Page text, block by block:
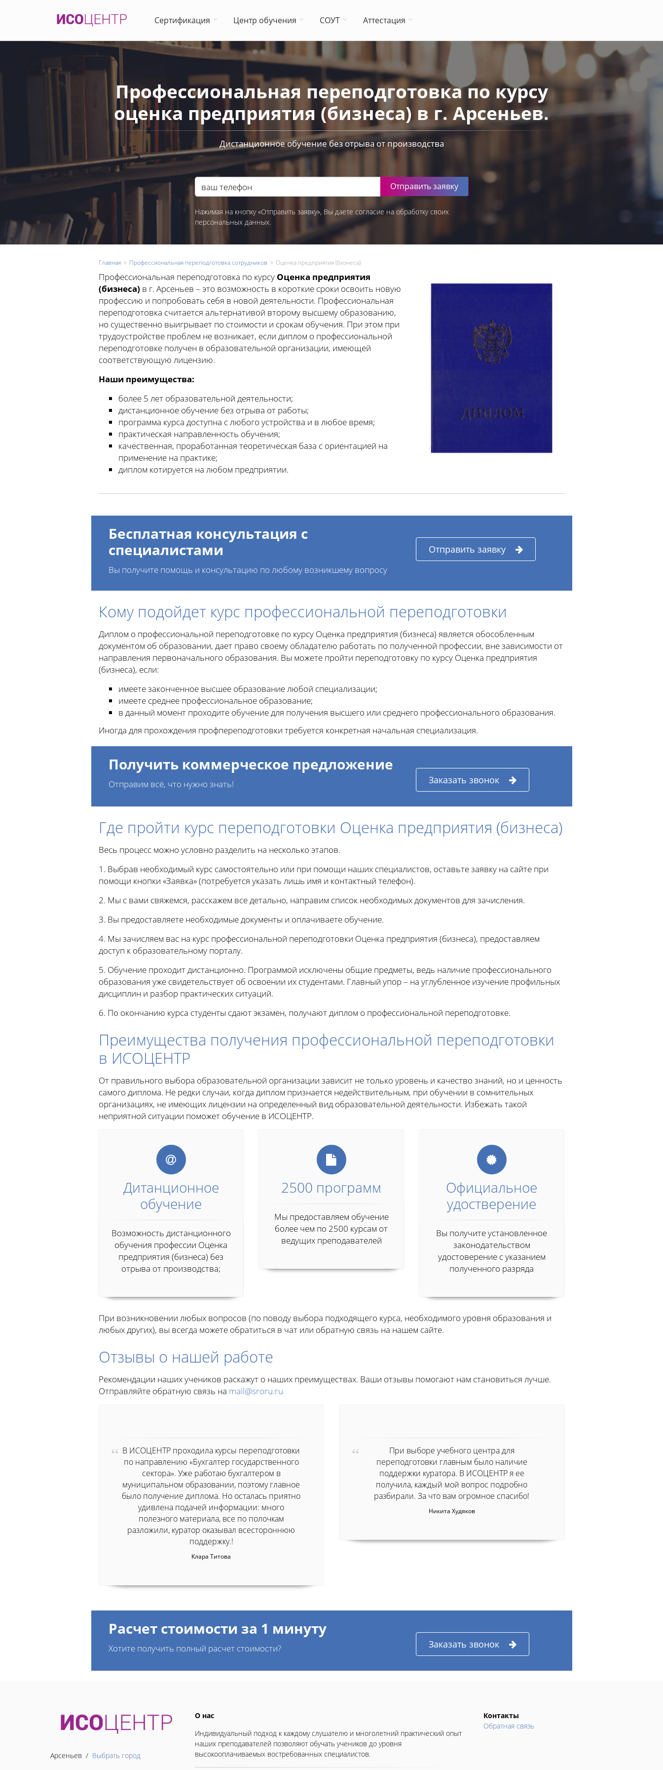
Сертификация Центр обучения СОУТ Аттестация
Профессиональная переподготовка по курсу
оценка предприятия (бизнеса) в г. Арсеньев.
Дистанционное обучение без отрыва от производства
Отправить заявку
Нажимая на кнопку «Отправить заявку», Вы даете согласие на обработку своих
персональных данных.
Главная Профессиональная переподготовка сотрудников Оценка предприятия (бизнеса)
Профессиональная переподготовка по курсу Оценка предприятия
(бизнеса) в г. Арсеньев – это возможность в короткие сроки освоить новую
профессию и попробовать себя в новой деятельности. Профессиональная
переподготовка считается альтернативой второму высшему образованию,
но существенно выигрывает по стоимости и срокам обучения. При этом при
трудоустройстве проблем не возникает, если диплом о профессиональной
переподготовке получен в образовательной организации, имеющей
соответствующую лицензию.
Наши преимущества:
более 5 лет образовательной деятельности;
дистанционное обучение без отрыва от работы;
программа курса доступна с любого устройства и в любое время;
практическая направленность обучения;
качественная, проработанная теоретическая база с ориентацией на
применение на практике;
диплом котируется на любом предприятии.
Бесплатная консультация с
специалистами
Вы получите помощь и консультацию по любому возникшему вопросу
Отправить заявку
Кому подойдет курс профессиональной переподготовки
Диплом о профессиональной переподготовке по курсу Оценка предприятия (бизнеса) является обособленным
документом об образовании, дает право своему обладателю работать по полученной профессии, вне зависимости от
направления первоначального образования. Вы можете пройти переподготовку по курсу Оценка предприятия
(бизнеса), если:
имеете законченное высшее образование любой специализации;
имеете среднее профессиональное образование;
в данный момент проходите обучение для получения высшего или среднего профессионального образования.
Иногда для прохождения профпереподготовки требуется конкретная начальная специализация.
Получить коммерческое предложение
Отправим всё, что нужно знать! Заказать звонок
Где пройти курс переподготовки Оценка предприятия (бизнеса)
Весь процесс можно условно разделить на несколько этапов.
1. Выбрав необходимый курс самостоятельно или при помощи наших специалистов, оставьте заявку на сайте при
помощи кнопки «Заявка» (потребуется указать лишь имя и контактный телефон).
2. Мы с вами свяжемся, расскажем все детально, направим список необходимых документов для зачисления.
3. Вы предоставляете необходимые документы и оплачиваете обучение.
4. Мы зачисляем вас на курс профессиональной переподготовки Оценка предприятия (бизнеса), предоставляем
доступ к образовательному порталу.
5. Обучение проходит дистанционно. Программой исключены общие предметы, ведь наличие профессионального
образования уже свидетельствует об освоении их студентами. Главный упор – на углубленное изучение профильных
дисциплин и разбор практических ситуаций.
6. По окончанию курса студенты сдают экзамен, получают диплом о профессиональной переподготовке.
Преимущества получения профессиональной переподготовки
в ИСОЦЕНТР
От правильного выбора образовательной организации зависит не только уровень и качество знаний, но и ценность
самого диплома. Не редки случаи, когда диплом признается недействительным, при обучении в сомнительных
организациях, не имеющих лицензии на определенный вид образовательной деятельности. Избежать такой
неприятной ситуации поможет обучение в ИСОЦЕНТР.
Дитанционное
обучение
Возможность дистанционного
обучения профессии Оценка
предприятия (бизнеса) без
отрыва от производства;
2500 программ
Мы предоставляем обучение
более чем по 2500 курсам от
ведущих преподавателей
Официальное
удостверение
Вы получите установленное
законодательством
удостоверение с указанием
полученного разряда
При возникновении любых вопросов (по поводу выбора подходящего курса, необходимого уровня образования и
любых других), вы всегда можете обратиться в чат или обратную связь на нашем сайте.
Отзывы о нашей работе
Рекомендации наших учеников раскажут о наших преимуществах. Ваши отзывы помогают нам становиться лучше.
Отправляйте обратную связь на mail@sroru.ru
В ИСОЦЕНТР проходила курсы переподготовки
по направлению «Бухгалтер государственного
сектора». Уже работаю бухгалтером в
муниципальном образовании, поэтому главное
было получение диплома. Но осталась приятно
удивлена подачей информации: много
полезного материала, все по полочкам
разложили, куратор оказывал всестороннюю
поддержку.!
Клара Титова
При выборе учебного центра для
переподготовки главным было наличие
поддержки куратора. В ИСОЦЕНТР я ее
получила, каждый мой вопрос подробно
разбирали. За что вам огромное спасибо!
Никита Худяков
Расчет стоимости за 1 минуту
Хотите получить полный расчет стоимости? Заказать звонок
Арсеньев / Выбрать город
О нас
Индивидуальный подход к каждому слушателю и многолетний практический опыт
наших преподавателей позволяют обучать учеников до уровня
высокооплачиваемых востребованных специалистов.
Контакты
Обратная связь